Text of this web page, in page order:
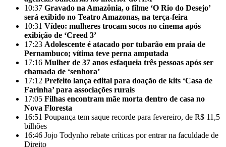
10:37 Gravado na Amazônia, o filme ‘O Rio do Desejo’
será exibido no Teatro Amazonas, na terça-feira
10:31 Vídeo: mulheres trocam socos no cinema após
exibição de ‘Creed 3’
17:23 Adolescente é atacado por tubarão em praia de
Pernambuco; vítima teve perna amputada
17:16 Mulher de 37 anos esfaqueia três pessoas após ser
chamada de ‘senhora’
17:12 Prefeito lança edital para doação de kits ‘Casa de
Farinha’ para associações rurais
17:05 Filhas encontram mãe morta dentro de casa no
Nova Floresta
16:51 Poupança tem saque recorde para fevereiro, de R$ 11,5
bilhões
16:46 Jojo Todynho rebate críticas por entrar na faculdade de
Direito